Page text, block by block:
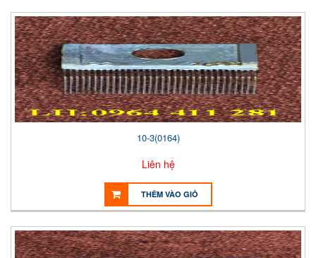
10-3(0164)
Liên hệ
THÊM VÀO GIỎ